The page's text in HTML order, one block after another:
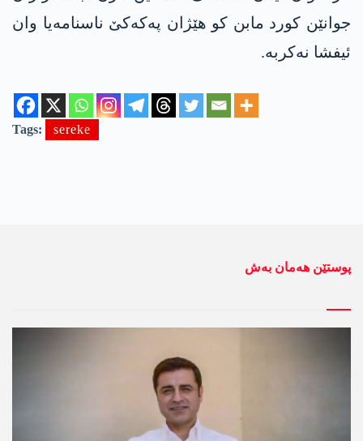
جوانێن كورد مابن كو هێژان په‌كه‌كێ ناسنامه‌یا وان
ئیفشا نه‌كربه‌.
Tags: sereke
پوستێن ھەمان بەش